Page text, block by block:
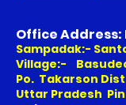
Office
Sampadak:-
Village:-
Po. Takarson
Uttar Pradesh